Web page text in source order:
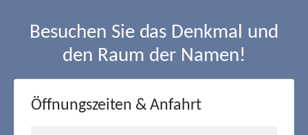
Besuchen Sie das Denkmal und
den Raum der Namen!
Öffnungszeiten & Anfahrt